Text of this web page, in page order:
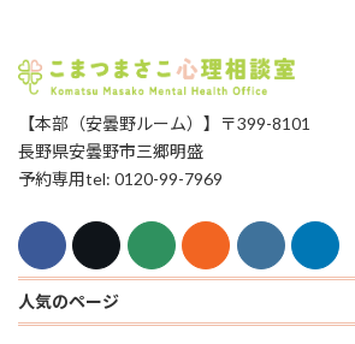
【本部（安曇野ルーム）】〒399-8101
長野県安曇野市三郷明盛
予約専用tel: 0120-99-7969
人気のページ